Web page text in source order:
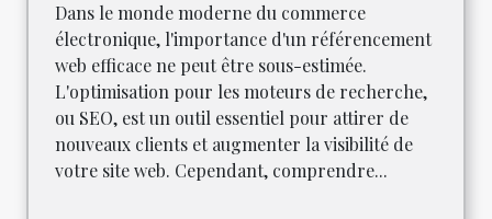
Dans le monde moderne du commerce
électronique, l'importance d'un référencement
web efficace ne peut être sous-estimée.
L'optimisation pour les moteurs de recherche,
ou SEO, est un outil essentiel pour attirer de
nouveaux clients et augmenter la visibilité de
votre site web. Cependant, comprendre...